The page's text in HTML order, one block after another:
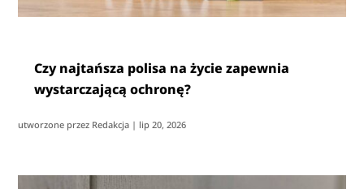
Czy najtańsza polisa na życie zapewnia
wystarczającą ochronę?
utworzone przez Redakcja | lip 20, 2026